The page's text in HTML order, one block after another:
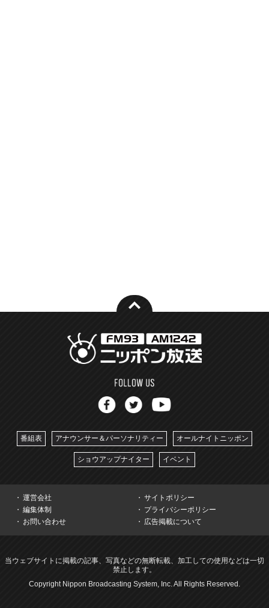
番組表 アナウンサー＆パーソナリティー オールナイトニッポン
ショウアップナイター イベント
運営会社
サイトポリシー
編集体制
プライバシーポリシー
お問い合わせ
広告掲載について
当ウェブサイトに掲載の記事、写真などの無断転載、加工しての使用などは一切
禁止します。
Copyright Nippon Broadcasting System, Inc. All Rights Reserved.